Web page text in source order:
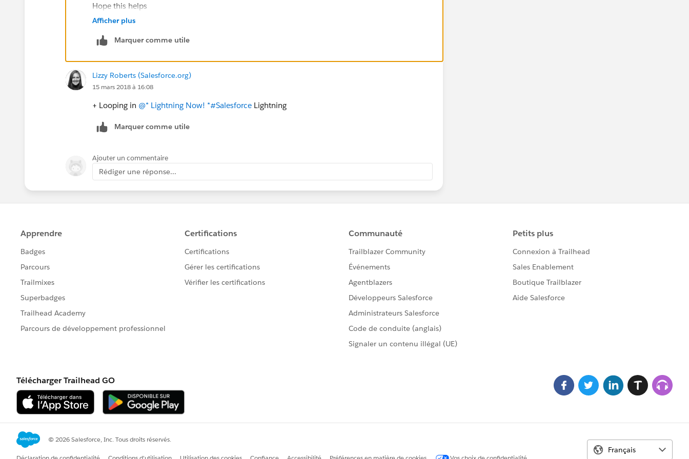
Hope this helps
#sfdohubsupport
Afficher plus
Marquer comme utile
Lizzy Roberts (Salesforce.org)
15 mars 2018 à 16:08
+ Looping in @* Lightning Now! *#Salesforce Lightning
Marquer comme utile
Ajouter un commentaire
Rédiger une réponse...